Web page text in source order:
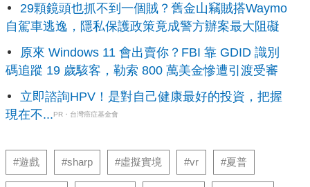
29顆鏡頭也抓不到一個賊？舊金山竊賊搭Waymo
自駕車逃逸，隱私保護政策竟成警方辦案最大阻礙
原來 Windows 11 會出賣你？FBI 靠 GDID 識別
碼追蹤 19 歲駭客，勒索 800 萬美金慘遭引渡受審
立即諮詢HPV！是對自己健康最好的投資，把握
現在不...PR・台灣癌症基金會
#遊戲 #sharp #虛擬實境 #vr #夏普